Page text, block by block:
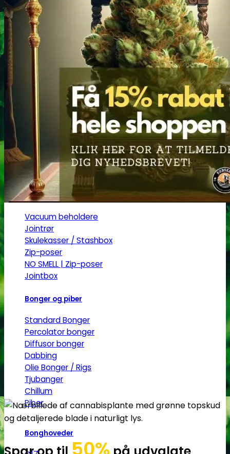
Headshop
Jointpapir og filter
King Size Jointpapir
Slim Size Jointpapir
Cones
Filtertips
Blunt wraps
SmokersPack
Smokers Choice
Opbevaring og transport
Vacuum beholdere
Jointrør
Skulekasser / Stashbox
Zip-poser
NO SMELL | Zip-poser
Jointbox
Bonger og piber
Standard Bonger
Percolator bonger
Diffusor bonger
Dabbing
Olie Bonger / Rigs
Tjubanger
Chillum
Piber
Bonghoveder